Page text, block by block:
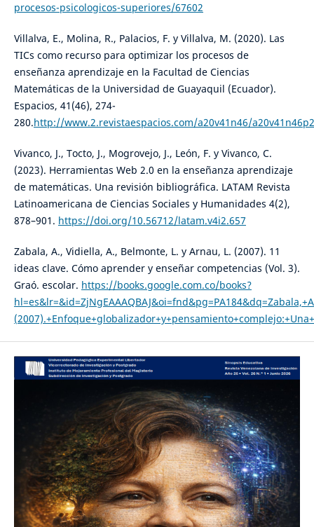
procesos-psicologicos-superiores/67602
Villalva, E., Molina, R., Palacios, F. y Villalva, M. (2020). Las
TICs como recurso para optimizar los procesos de
enseñanza aprendizaje en la Facultad de Ciencias
Matemáticas de la Universidad de Guayaquil (Ecuador).
Espacios, 41(46), 274-
280.http://www.2.revistaespacios.com/a20v41n46/
Vivanco, J., Tocto, J., Mogrovejo, J., León, F. y Vivanco, C.
(2023). Herramientas Web 2.0 en la enseñanza aprendizaje
de matemáticas. Una revisión bibliográfica. LATAM Revista
Latinoamericana de Ciencias Sociales y Humanidades 4(2),
878–901. https://doi.org/10.56712/latam.v4i2.657
Zabala, A., Vidiella, A., Belmonte, L. y Arnau, L. (2007). 11
ideas clave. Cómo aprender y enseñar competencias (Vol. 3).
Graó. escolar. https://books.google.com.co/books?